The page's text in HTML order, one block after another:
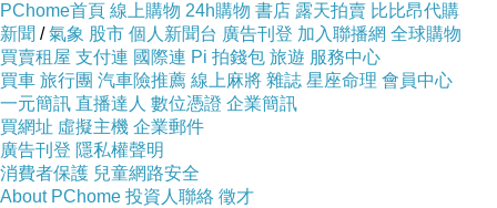
PChome首頁 線上購物 24h購物 書店 露天拍賣 比比昂代購
新聞 /氣象 股市 個人新聞台 廣告刊登 加入聯播網 全球購物
買賣租屋 支付連 國際連 Pi 拍錢包 旅遊 服務中心
買車 旅行團 汽車險推薦 線上麻將 雜誌 星座命理 會員中心
一元簡訊 直播達人 數位憑證 企業簡訊
買網址 虛擬主機 企業郵件
廣告刊登 隱私權聲明
消費者保護 兒童網路安全
About PChome 投資人聯絡 徵才